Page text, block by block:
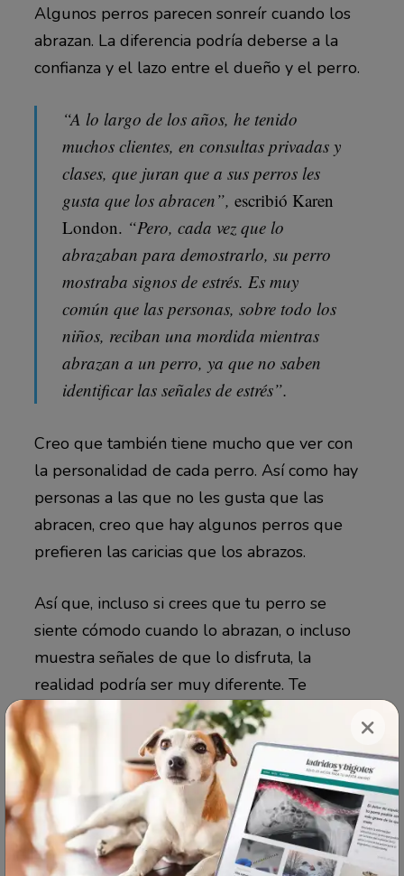
Algunos perros parecen sonreír cuando los
abrazan. La diferencia podría deberse a la
confianza y el lazo entre el dueño y el perro.
“A lo largo de los años, he tenido
muchos clientes, en consultas privadas y
clases, que juran que a sus perros les
gusta que los abracen”,escribió Karen
London. “Pero, cada vez que lo
abrazaban para demostrarlo, su perro
mostraba signos de estrés. Es muy
común que las personas, sobre todo los
niños, reciban una mordida mientras
abrazan a un perro, ya que no saben
identificar las señales de estrés”.
Creo que también tiene mucho que ver con
la personalidad de cada perro. Así como hay
personas a las que no les gusta que las
abracen, creo que hay algunos perros que
prefieren las caricias que los abrazos.
Así que, incluso si crees que tu perro se
siente cómodo cuando lo abrazan, o incluso
muestra señales de que lo disfruta, la
realidad podría ser muy diferente. Te
recomiendo que te tomes el tiempo de
observar bien su respuesta a tus abrazos,
incluso los cambios sutiles, y detenerte si
muestra signos de incomodidad. No es una
buena idea abrazar a un perro que no
conoces.
×